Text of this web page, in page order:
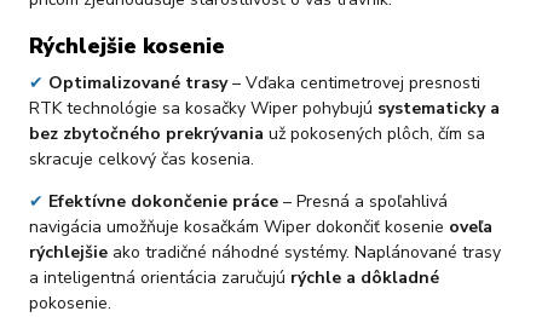
Rýchlejšie kosenie
✔ Optimalizované trasy– Vďaka centimetrovej presnosti
RTK technológie sa kosačky Wiper pohybujú systematicky a
bez zbytočného prekrývania už pokosených plôch, čím sa
skracuje celkový čas kosenia.
✔ Efektívne dokončenie práce– Presná a spoľahlivá
navigácia umožňuje kosačkám Wiper dokončiť kosenie oveľa
rýchlejšieako tradičné náhodné systémy. Naplánované trasy
a inteligentná orientácia zaručujú rýchle a dôkladné
pokosenie.